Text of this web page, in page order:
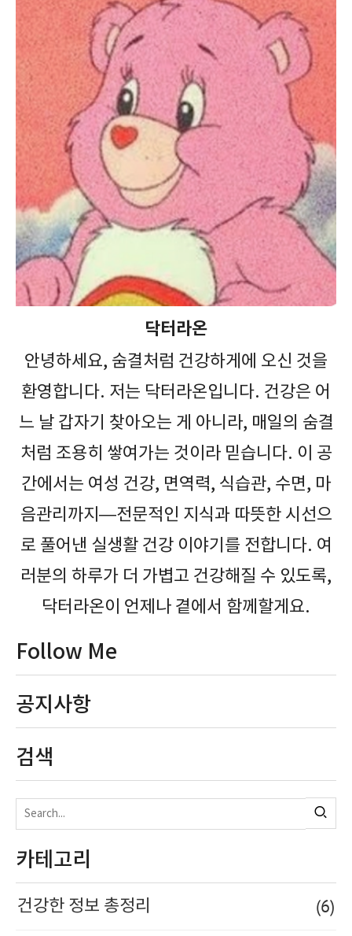
닥터라온
안녕하세요, 숨결처럼 건강하게에 오신 것을
환영합니다. 저는 닥터라온입니다. 건강은 어
느 날 갑자기 찾아오는 게 아니라, 매일의 숨결
처럼 조용히 쌓여가는 것이라 믿습니다. 이 공
간에서는 여성 건강, 면역력, 식습관, 수면, 마
음관리까지—전문적인 지식과 따뜻한 시선으
로 풀어낸 실생활 건강 이야기를 전합니다. 여
러분의 하루가 더 가볍고 건강해질 수 있도록,
닥터라온이 언제나 곁에서 함께할게요.
Follow Me
공지사항
검색
카테고리
건강한 정보 총정리 (6)